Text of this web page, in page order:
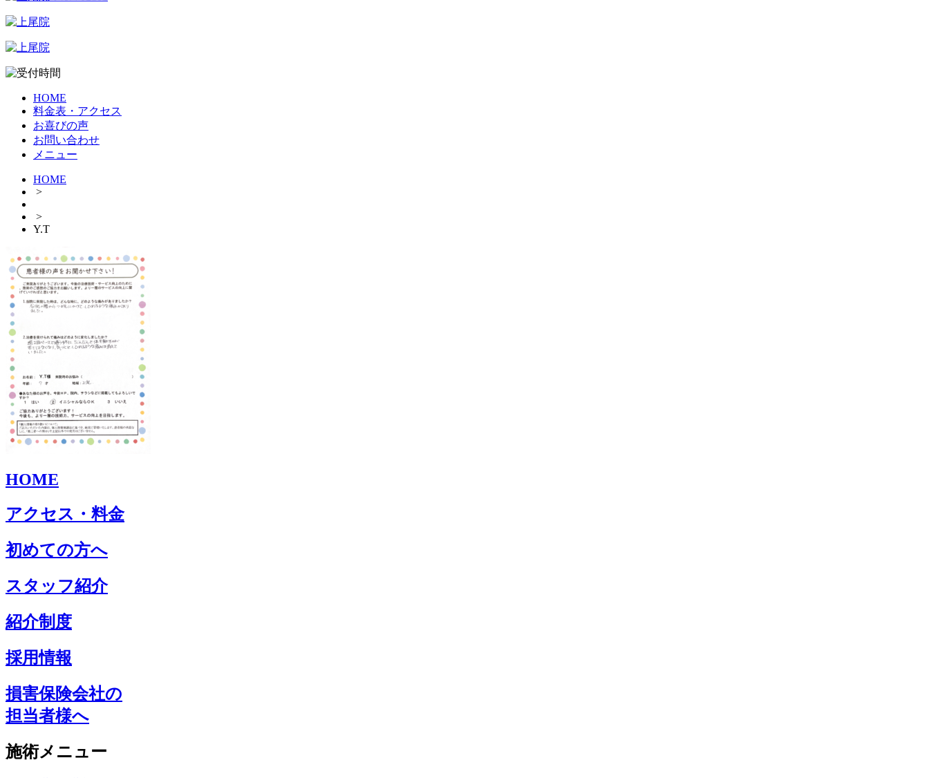
HOME
料金表・アクセス
お喜びの声
お問い合わせ
メニュー
HOME
>
>
Y.T
HOME
アクセス・料金
初めての方へ
スタッフ紹介
紹介制度
採用情報
損害保険会社の
担当者様へ
施術メニュー